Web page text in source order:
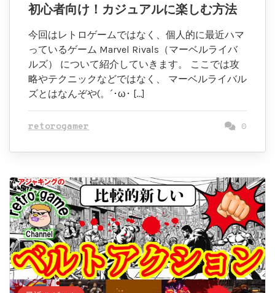
初心者向け！カジュアルに楽しむ方法
今回はレトロゲームではなく、個人的に最近ハマ
っているゲーム Marvel Rivals（マーベルライバ
ルズ） について紹介していきます。 ここでは攻
略やテクニックなどではなく、 マーベルライバル
ズとはなんぞや(。´･ω･ […]
retorogamer 0